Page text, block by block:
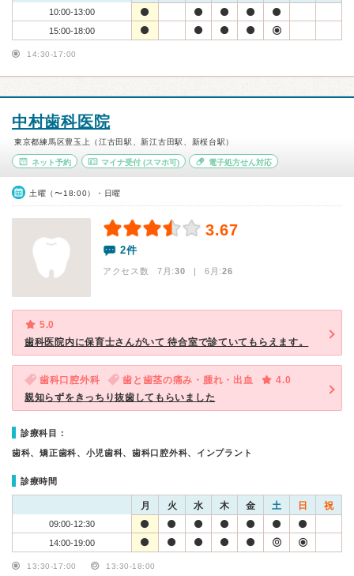
10:00-13:00
15:00-18:00
14:30-17:00
中村歯科医院
東京都練馬区豊玉上（江古田駅、新江古田駅、新桜台駅）
ネット予約 マイナ受付(スマホ可) 電子処方せん対応
土曜（〜18:00）・日曜
3.67
2件
アクセス数 7月:30 | 6月:26
5.0
歯科医院内に保育士さんがいて 待合室で診ていてもらえます。
歯科口腔外科 歯と歯茎の痛み・腫れ・出血
4.0
親知らずをきっちり抜歯してもらいました
診療科目：
歯科、矯正歯科、小児歯科、歯科口腔外科、インプラント
診療時間
月 火 水 木 金 土 日 祝
09:00-12:30
14:00-19:00
13:30-17:00 13:30-18:00